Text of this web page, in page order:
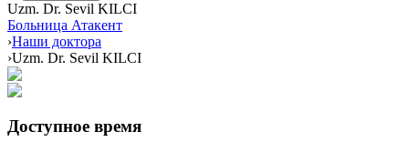
Uzm. Dr. Sevil KILCI
Больница Атакент
›Наши доктора
›Uzm. Dr. Sevil KILCI
Доступное время